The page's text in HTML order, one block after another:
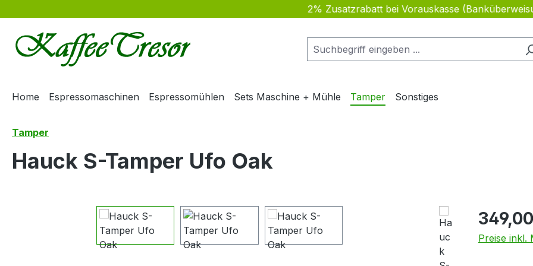
2% Zusatzrabatt bei Vorauskasse
Home Espressomaschinen Espressomühlen Sets Maschine + Mühle Tamper Sonstiges
Tamper
Hauck S-Tamper Ufo Oak
Bildergalerie überspringen Regulärer
Preise inkl.